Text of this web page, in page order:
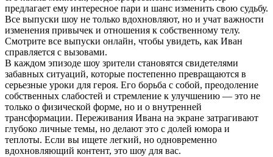
предлагает ему интересное пари и шанс изменить свою судьбу.
Все выпуски шоу не только вдохновляют, но и учат важности
изменения привычек и отношения к собственному телу.
Смотрите все выпуски онлайн, чтобы увидеть, как Иван
справляется с вызовами.
В каждом эпизоде шоу зрители становятся свидетелями
забавных ситуаций, которые постепенно превращаются в
серьезные уроки для героя. Его борьба с собой, преодоление
собственных слабостей и стремление к улучшению — это не
только о физической форме, но и о внутренней
трансформации. Переживания Ивана на экране затрагивают
глубоко личные темы, но делают это с долей юмора и
теплоты. Если вы ищете легкий, но одновременно
вдохновляющий контент, это шоу для вас.